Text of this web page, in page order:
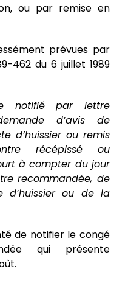
ou par remise en
prévues par
462 du 6 juillet 1989
notifié par lettre
d’avis de
d’huissier ou remis
récépissé ou
à compter du jour
recommandée, de
d’huissier ou de la
de notifier le congé
qui présente